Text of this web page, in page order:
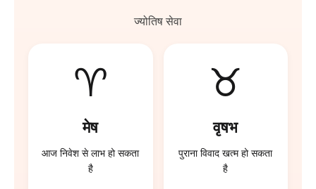
ज्योतिष सेवा
♈
मेष
आज निवेश से लाभ हो सकता
है
♉
वृषभ
पुराना विवाद खत्म हो सकता
है